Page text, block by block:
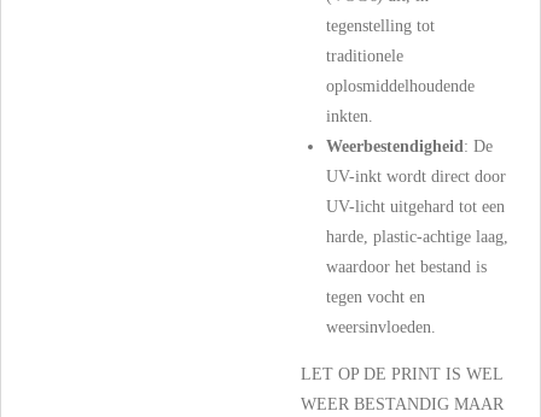
tegenstelling tot
traditionele
oplosmiddelhoudende
inkten.
Weerbestendigheid: De
UV-inkt wordt direct door
UV-licht uitgehard tot een
harde, plastic-achtige laag,
waardoor het bestand is
tegen vocht en
weersinvloeden.
LET OP DE PRINT IS WEL
WEER BESTANDIG MAAR